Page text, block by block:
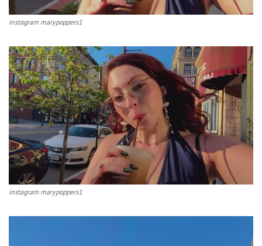
instagram marypoppers1
instagram marypoppers1